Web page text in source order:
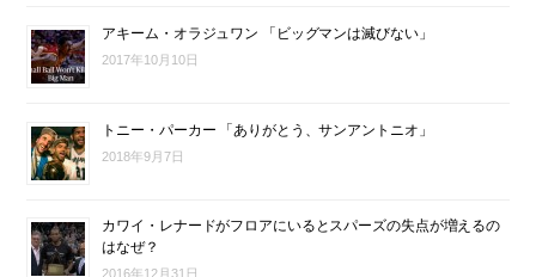
アキーム・オラジュワン 「ビッグマンは滅びない」
2017年10月10日
トニー・パーカー 「ありがとう、サンアントニオ」
2018年9月7日
カワイ・レナードがフロアにいるとスパーズの失点が増えるの
はなぜ？
2016年12月31日